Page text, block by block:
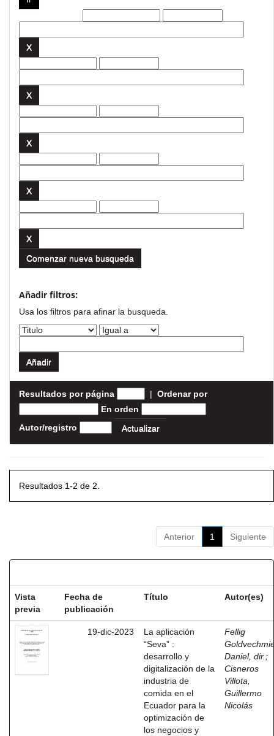
Comenzar nueva busqueda
Añadir filtros:
Usa los filtros para afinar la busqueda.
Resultados por página | Ordenar por
En orden
Autor/registro
Resultados 1-2 de 2.
Anterior 1 Siguiente
Vista
previa
Fecha de
publicación
Título Autor(es)
19-dic-2023
La aplicación
“Seva” :
desarrollo y
digitalización de la
industria de
comida en el
Ecuador para la
optimización de
los negocios y
Fellig
Daniel, dir. ;
Cisneros
Villota,
Guillermo
Nicolás